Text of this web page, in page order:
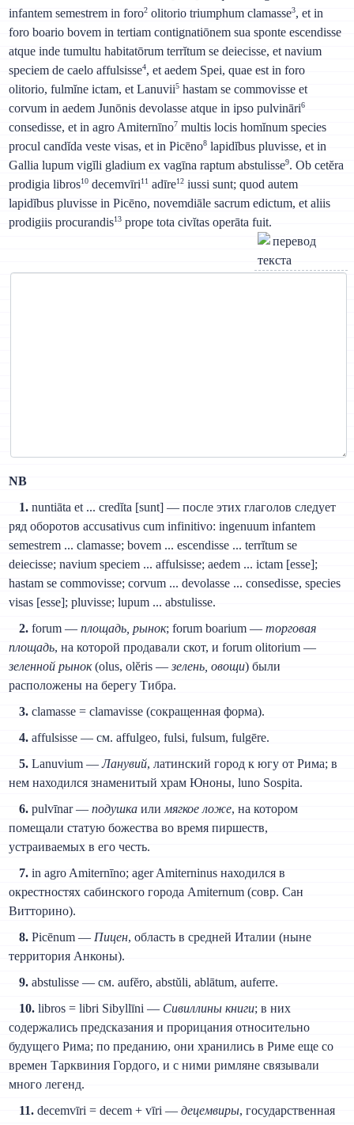
infantem semestrem in foro2 olitorio triumphum clamasse3, et in
foro boario bovem in tertiam contignatiōnem sua sponte escendisse
atque inde tumultu habitatōrum terrĭtum se deiecisse, et navium
speciem de caelo affulsisse4, et aedem Spei, quae est in foro
olitorio, fulmĭne ictam, et Lanuvii5 hastam se commovisse et
corvum in aedem Junōnis devolasse atque in ipso pulvināri6
consedisse, et in agro Amiternīno7 multis locis homĭnum species
procul candĭda veste visas, et in Picēno8 lapidĭbus pluvisse, et in
Gallia lupum vigĭli gladium ex vagīna raptum abstulisse9. Ob cetĕra
prodigia libros10 decemvīri11 adīre12 iussi sunt; quod autem
lapidĭbus pluvisse in Picēno, novemdiāle sacrum edictum, et aliis
prodigiis procurandis13 prope tota civĭtas operāta fuit.
NB
1. nuntiāta et ... credĭta [sunt] — после этих глаголов следует
ряд оборотов accusativus cum infinitivo: ingenuum infantem
semestrem ... clamasse; bovem ... escendisse ... terrĭtum se
deiecisse; navium speciem ... affulsisse; aedem ... ictam [esse];
hastam se commovisse; corvum ... devolasse ... consedisse, species
visas [esse]; pluvisse; lupum ... abstulisse.
2. forum — площадь, рынок; forum boarium — торговая
площадь, на которой продавали скот, и forum olitorium —
зеленной рынок(olus, olĕris —зелень, овощи) были
расположены на берегу Тибра.
3. clamasse = clamavisse (сокращенная форма).
4. affulsisse — см. affulgeo, fulsi, fulsum, fulgēre.
5. Lanuvium —Ланувий, латинский город к югу от Рима; в
нем находился знаменитый храм Юноны, luno Sospita.
6. pulvīnar — подушка или мягкое ложе, на котором
помещали статую божества во время пиршеств,
устраиваемых в его честь.
7. in agro Amiternīno; ager Amiterninus находился в
окрестностях сабинского города Amiternum (совр. Сан
Витторино).
8. Picēnum — Пицен, область в средней Италии (ныне
территория Анконы).
9. abstulisse — см. aufĕro, abstŭli, ablātum, auferre.
10. libros = libri Sibyllīni — Сивиллины книги; в них
содержались предсказания и прорицания относительно
будущего Рима; по преданию, они хранились в Риме еще со
времен Тарквиния Гордого, и с ними римляне связывали
много легенд.
11. decemvīri = decem + vīri — децемвиры, государственная